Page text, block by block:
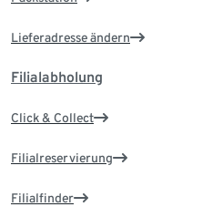
Lieferadresse ändern
Filialabholung
Click & Collect
Filialreservierung
Filialfinder